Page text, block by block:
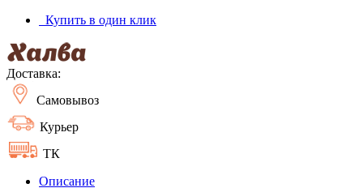
Купить в один клик
Доставка:
Самовывоз
Курьер
ТК
Описание